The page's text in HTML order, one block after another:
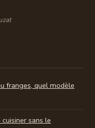
franges, quel modèle
sans le